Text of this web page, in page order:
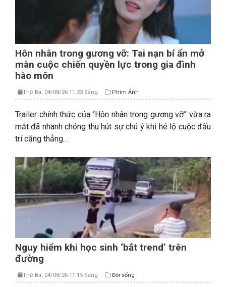
Hôn nhân trong gương vỡ: Tai nạn bí ẩn mở
màn cuộc chiến quyền lực trong gia đình
hào môn
Thứ Ba, 04/08/26 11:23 Sáng Phim Ảnh
Trailer chính thức của “Hôn nhân trong gương vỡ” vừa ra
mắt đã nhanh chóng thu hút sự chú ý khi hé lộ cuộc đấu
trí căng thẳng…
Nguy hiểm khi học sinh ‘bắt trend’ trên
đường
Thứ Ba, 04/08/26 11:15 Sáng Đời sống